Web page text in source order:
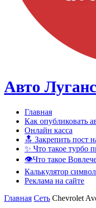
Авто
Главная
Как опубликовать
Онлайн касса
🔝 Закрепить пост
✨ Что такое турбо
👁️Что такое
Калькулятор
Реклама на сайте
Главная Сеть Chevrolet